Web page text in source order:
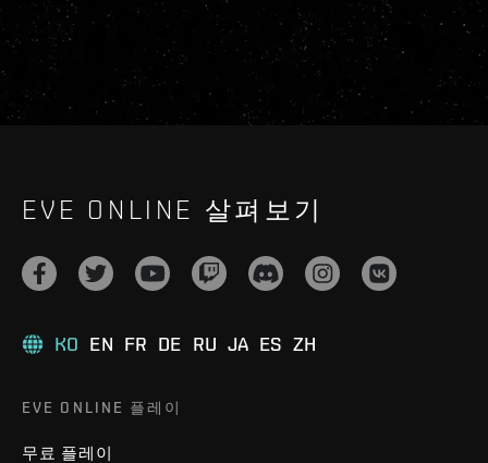
EVE ONLINE 살펴보기
KO EN FR DE RU JA ES ZH
EVE ONLINE 플레이
무료 플레이